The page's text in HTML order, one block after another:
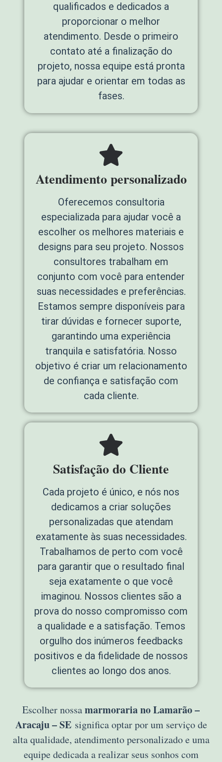
qualificados e dedicados a
proporcionar o melhor
atendimento. Desde o primeiro
contato até a finalização do
projeto, nossa equipe está pronta
para ajudar e orientar em todas as
fases.
Atendimento personalizado
Oferecemos consultoria
especializada para ajudar você a
escolher os melhores materiais e
designs para seu projeto. Nossos
consultores trabalham em
conjunto com você para entender
suas necessidades e preferências.
Estamos sempre disponíveis para
tirar dúvidas e fornecer suporte,
garantindo uma experiência
tranquila e satisfatória. Nosso
objetivo é criar um relacionamento
de confiança e satisfação com
cada cliente.
Satisfação do Cliente
Cada projeto é único, e nós nos
dedicamos a criar soluções
personalizadas que atendam
exatamente às suas necessidades.
Trabalhamos de perto com você
para garantir que o resultado final
seja exatamente o que você
imaginou. Nossos clientes são a
prova do nosso compromisso com
a qualidade e a satisfação. Temos
orgulho dos inúmeros feedbacks
positivos e da fidelidade de nossos
clientes ao longo dos anos.
Escolher nossamarmoraria no Lamarão –
Aracaju – SEsignifica optar por um serviço de
alta qualidade, atendimento personalizado e uma
equipe dedicada a realizar seus sonhos com